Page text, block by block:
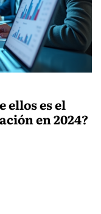
ellos es el
en 2024?